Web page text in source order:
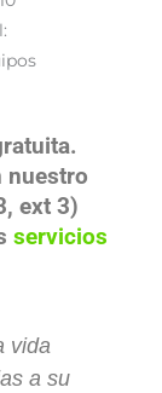
nuestro
ext 3)
servicios
vida
a su